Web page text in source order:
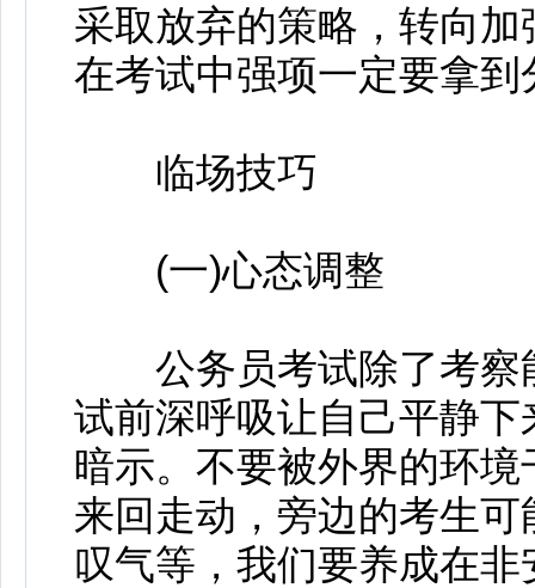
采取放弃的策略，转向
在考试中强项一定要拿到
临场技巧
(一)心态调整
公务员考试除了考察
试前深呼吸让自己平静
暗示。不要被外界的环
来回走动，旁边的考生
叹气等，我们要养成在